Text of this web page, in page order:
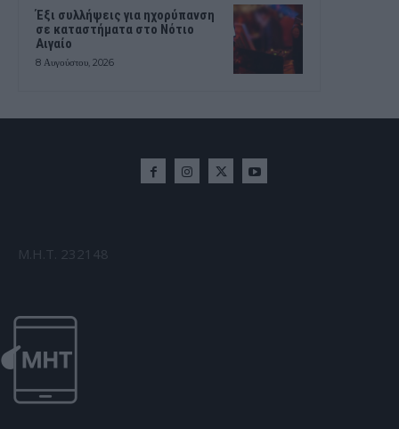
Έξι συλλήψεις για ηχορύπανση
σε καταστήματα στο Νότιο
Αιγαίο
8 Αυγούστου, 2026
Μ.Η.Τ. 232148